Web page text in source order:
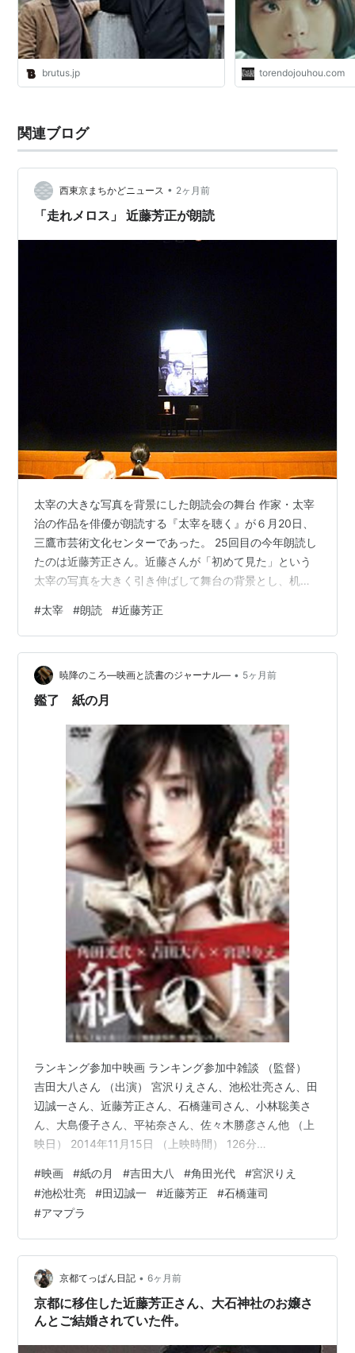
brutus.jp torendojouhou.com
関連ブログ
西東京まちかどニュース • 2ヶ月前
「走れメロス」 近藤芳正が朗読
太宰の大きな写真を背景にした朗読会の舞台 作家・太宰
治の作品を俳優が朗読する『太宰を聴く』が６月20日、
三鷹市芸術文化センターであった。 25回目の今年朗読し
たのは近藤芳正さん。近藤さんが「初めて見た」という
太宰の写真を大きく引き伸ばして舞台の背景とし、机と
定。 暗い舞台に黒シャツ、黒ズボン姿で登場した近藤さ
んは短時間の休憩を挟んで『親友交歓』と『走れメロ
ス』をそれぞれ約40分かけて朗読した。 「走れメロス」
を読み終えた後、近藤さんはこの日の２作品について
「『親友』をキーワードに選んだ」と明かした。 また
#太宰 #朗読 #近藤芳正
暁降のころ―映画と読書のジャーナル― • 5ヶ月前
鑑了 紙の月
ランキング参加中映画 ランキング参加中雑談 （監督）
吉田大八さん （出演） 宮沢りえさん、池松壮亮さん、田
辺誠一さん、近藤芳正さん、石橋蓮司さん、小林聡美さ
ん、大島優子さん、平祐奈さん、佐々木勝彦さん他 （上
映日） 2014年11月15日 （上映時間） 126分
1994年。梅澤梨花は、子どもには恵まれなかったものの
夫と穏やかな日々を送り、契約社員として働く「わかば
銀行」でも、丁寧な仕事ぶりで上司の井上から高い評価
を得ていた。一見、何不自由のない生活を送っている梨
花だが、自分への関心が薄く、鈍感なところのある夫…
#映画 #紙の月 #吉田大八 #角田光代 #宮沢りえ
#池松壮亮 #田辺誠一 #近藤芳正 #石橋蓮司
#アマプラ
京都てっぱん日記 • 6ヶ月前
京都に移住した近藤芳正さん、大石神社のお嬢さ
んとご結婚されていた件。